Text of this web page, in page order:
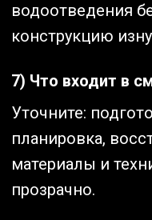
водоотведения
конструкцию
7) Что входит в
Уточните:
планировка,
материалы и
прозрачно.